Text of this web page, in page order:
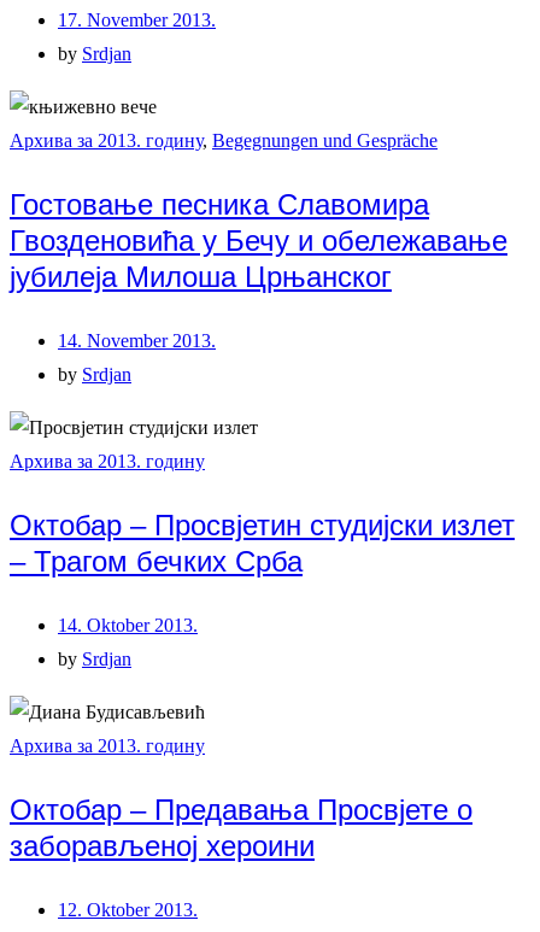
17. November 2013.
by Srdjan
Архива за 2013. годину, Begegnungen und Gespräche
Гостовање песника Славомира
Гвозденовића у Бечу и обележавање
јубилеја Милоша Црњанског
14. November 2013.
by Srdjan
Архива за 2013. годину
Октобар – Просвјетин студијски излет
– Трагом бечких Срба
14. Oktober 2013.
by Srdjan
Архива за 2013. годину
Октобар – Предавања Просвјете о
заборављеној хероини
12. Oktober 2013.